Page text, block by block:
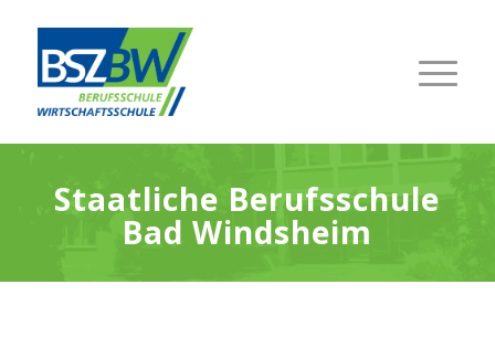
Staatliche Berufsschule
Bad Windsheim